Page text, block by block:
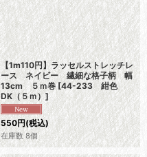
【1m110円】ラッセルストレッチレ
ース ネイビー 繊細な格子柄 幅
13cm ５ｍ巻 [44-233 紺色
DK（５ｍ） ]
550円(税込)
在庫数 8個